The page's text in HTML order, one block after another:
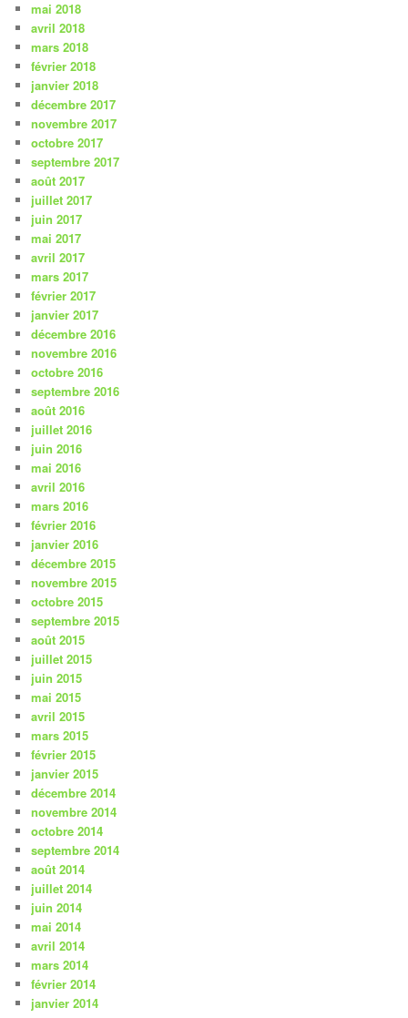
mai 2018
avril 2018
mars 2018
février 2018
janvier 2018
décembre 2017
novembre 2017
octobre 2017
septembre 2017
août 2017
juillet 2017
juin 2017
mai 2017
avril 2017
mars 2017
février 2017
janvier 2017
décembre 2016
novembre 2016
octobre 2016
septembre 2016
août 2016
juillet 2016
juin 2016
mai 2016
avril 2016
mars 2016
février 2016
janvier 2016
décembre 2015
novembre 2015
octobre 2015
septembre 2015
août 2015
juillet 2015
juin 2015
mai 2015
avril 2015
mars 2015
février 2015
janvier 2015
décembre 2014
novembre 2014
octobre 2014
septembre 2014
août 2014
juillet 2014
juin 2014
mai 2014
avril 2014
mars 2014
février 2014
janvier 2014